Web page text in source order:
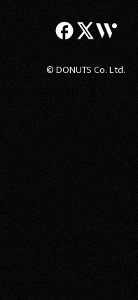
© DONUTS Co. Ltd.